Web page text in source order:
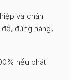
và chân
đúng hàng,
nếu phát